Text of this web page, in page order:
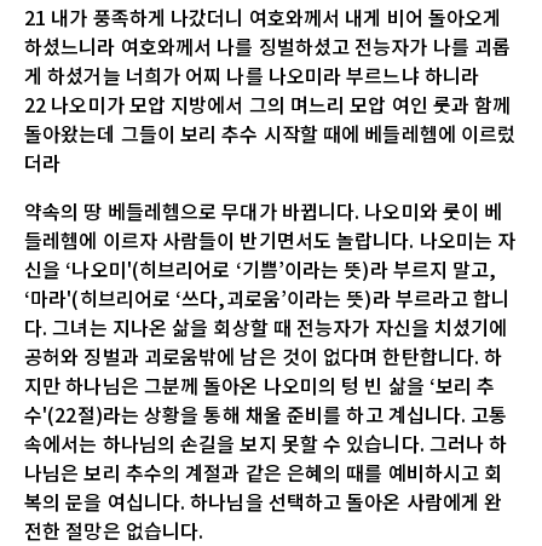
21 내가 풍족하게 나갔더니 여호와께서 내게 비어 돌아오게
하셨느니라 여호와께서 나를 징벌하셨고 전능자가 나를 괴롭
게 하셨거늘 너희가 어찌 나를 나오미라 부르느냐 하니라
22 나오미가 모압 지방에서 그의 며느리 모압 여인 룻과 함께
돌아왔는데 그들이 보리 추수 시작할 때에 베들레헴에 이르렀
더라
약속의 땅 베들레헴으로 무대가 바뀝니다. 나오미와 룻이 베
들레헴에 이르자 사람들이 반기면서도 놀랍니다. 나오미는 자
신을 ‘나오미'(히브리어로 ‘기쁨’이라는 뜻)라 부르지 말고,
‘마라'(히브리어로 ‘쓰다,괴로움’이라는 뜻)라 부르라고 합니
다. 그녀는 지나온 삶을 회상할 때 전능자가 자신을 치셨기에
공허와 징벌과 괴로움밖에 남은 것이 없다며 한탄합니다. 하
지만 하나님은 그분께 돌아온 나오미의 텅 빈 삶을 ‘보리 추
수'(22절)라는 상황을 통해 채울 준비를 하고 계십니다. 고통
속에서는 하나님의 손길을 보지 못할 수 있습니다. 그러나 하
나님은 보리 추수의 계절과 같은 은혜의 때를 예비하시고 회
복의 문을 여십니다. 하나님을 선택하고 돌아온 사람에게 완
전한 절망은 없습니다.